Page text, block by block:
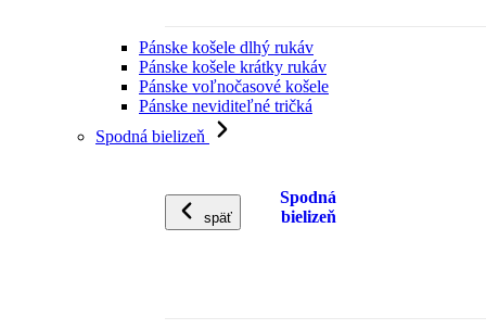
Pánske košele dlhý rukáv
Pánske košele krátky rukáv
Pánske voľnočasové košele
Pánske neviditeľné tričká
Spodná bielizeň
späť
Spodná
bielizeň